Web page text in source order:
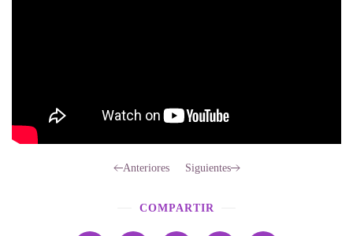
Anteriores Siguientes
COMPARTIR